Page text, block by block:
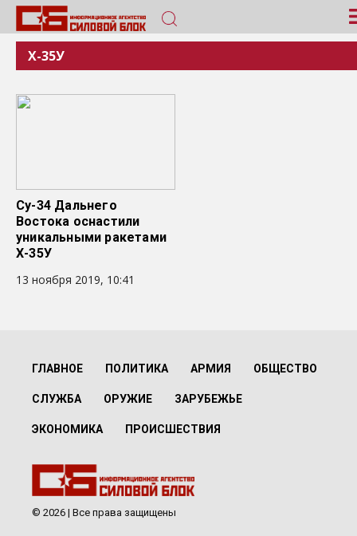
Х-35У
Су-34 Дальнего
Востока оснастили
уникальными ракетами
Х-35У
13 ноября 2019, 10:41
ГЛАВНОЕ ПОЛИТИКА АРМИЯ ОБЩЕСТВО
СЛУЖБА ОРУЖИЕ ЗАРУБЕЖЬЕ
ЭКОНОМИКА ПРОИСШЕСТВИЯ
© 2026 | Все права защищены